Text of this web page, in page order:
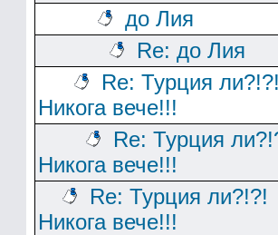
до Лия
Re: до Лия
Re: Турция
Никога вече!!!
Re: Турция
Никога вече!!!
Re: Турция ли?!?!
Никога вече!!!